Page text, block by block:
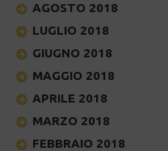
AGOSTO 2018
LUGLIO 2018
GIUGNO 2018
MAGGIO 2018
APRILE 2018
MARZO 2018
FEBBRAIO 2018